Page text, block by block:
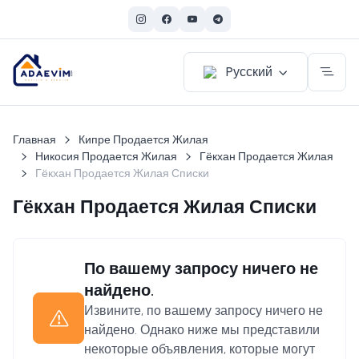
Pусский
Главная
Кипре Продается Жилая
Никосия Продается Жилая
Гёкхан Продается Жилая
Гёкхан Продается Жилая Списки
Гёкхан Продается Жилая Списки
По вашему запросу ничего не
найдено.
Извините, по вашему запросу ничего не
найдено. Однако ниже мы представили
некоторые объявления, которые могут